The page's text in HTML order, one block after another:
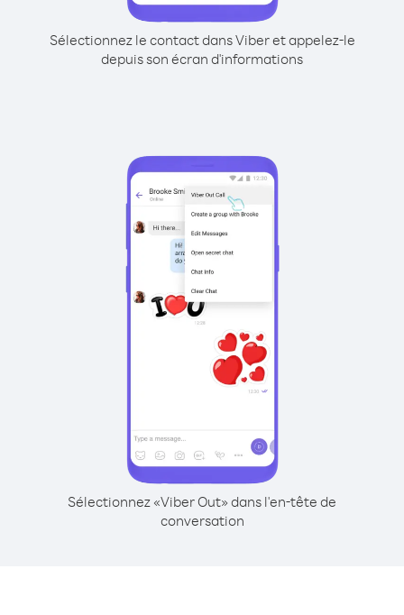
Sélectionnez le contact dans Viber et appelez-le
depuis son écran d'informations
Sélectionnez «Viber Out» dans l'en-tête de
conversation